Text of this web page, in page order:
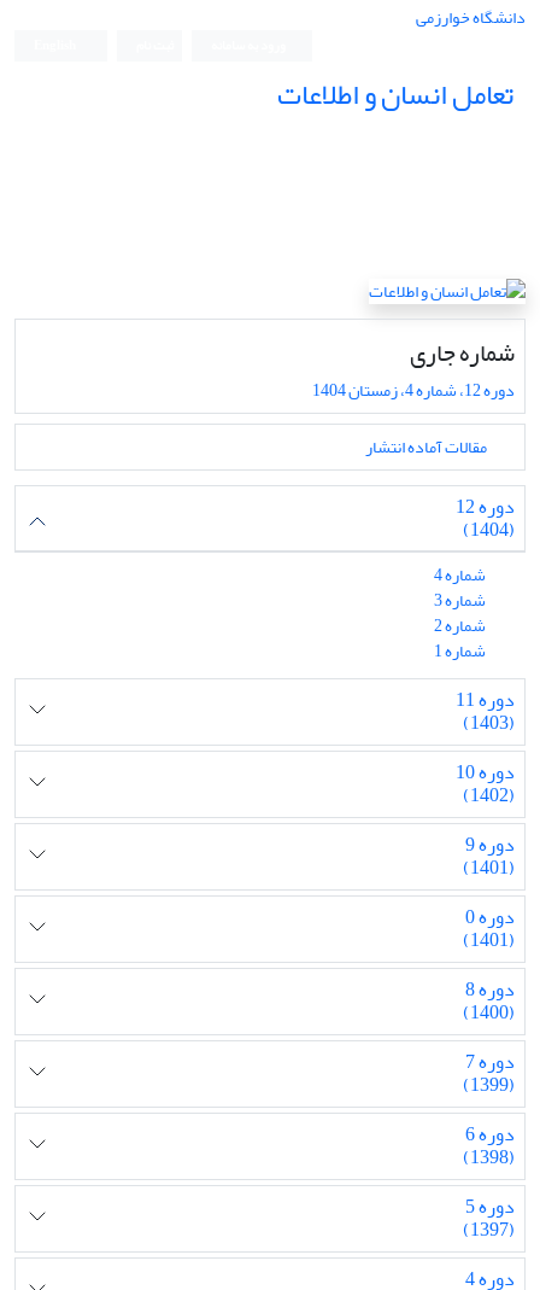
دانشگاه خوارزمی
تعامل انسان و اطلاعات
شماره جاری
دوره 12، شماره 4، زمستان 1404
مقالات آماده انتشار
دوره 12
(1404)
شماره 4
شماره 3
شماره 2
شماره 1
دوره 11
(1403)
دوره 10
(1402)
دوره 9
(1401)
دوره 0
(1401)
دوره 8
(1400)
دوره 7
(1399)
دوره 6
(1398)
دوره 5
(1397)
دوره 4